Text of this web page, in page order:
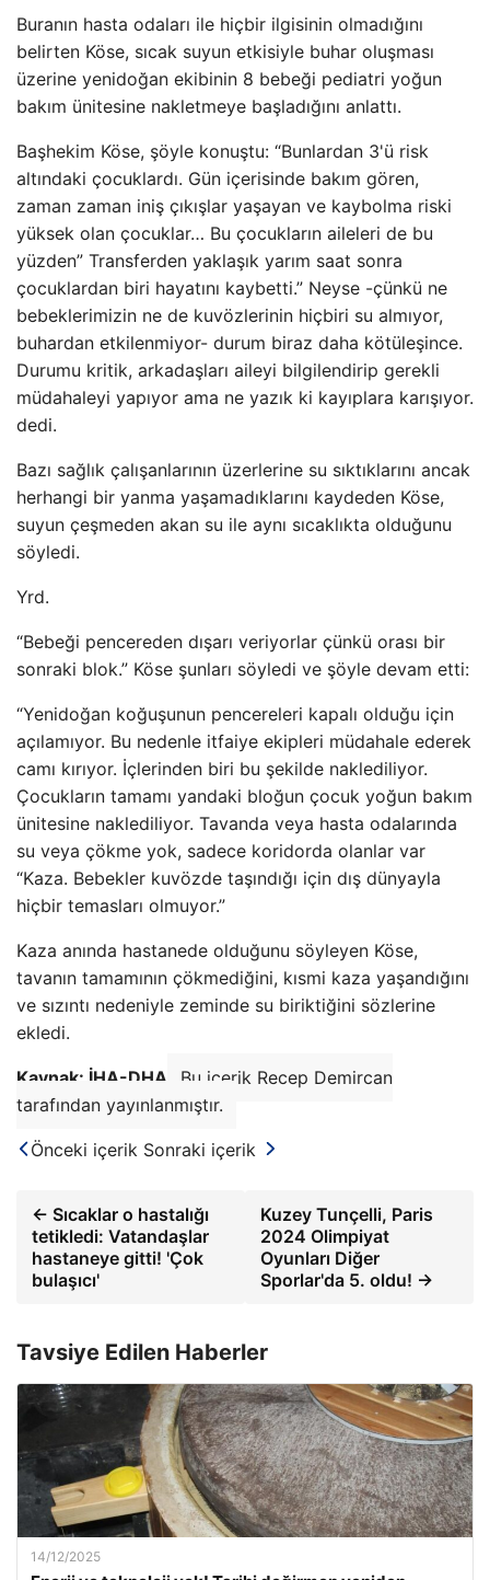
Buranın hasta odaları ile hiçbir ilgisinin olmadığını
belirten Köse, sıcak suyun etkisiyle buhar oluşması
üzerine yenidoğan ekibinin 8 bebeği pediatri yoğun
bakım ünitesine nakletmeye başladığını anlattı.
Başhekim Köse, şöyle konuştu: “Bunlardan 3'ü risk
altındaki çocuklardı. Gün içerisinde bakım gören,
zaman zaman iniş çıkışlar yaşayan ve kaybolma riski
yüksek olan çocuklar… Bu çocukların aileleri de bu
yüzden” Transferden yaklaşık yarım saat sonra
çocuklardan biri hayatını kaybetti.” Neyse -çünkü ne
bebeklerimizin ne de kuvözlerinin hiçbiri su almıyor,
buhardan etkilenmiyor- durum biraz daha kötüleşince.
Durumu kritik, arkadaşları aileyi bilgilendirip gerekli
müdahaleyi yapıyor ama ne yazık ki kayıplara karışıyor.
dedi.
Bazı sağlık çalışanlarının üzerlerine su sıktıklarını ancak
herhangi bir yanma yaşamadıklarını kaydeden Köse,
suyun çeşmeden akan su ile aynı sıcaklıkta olduğunu
söyledi.
Yrd.
“Bebeği pencereden dışarı veriyorlar çünkü orası bir
sonraki blok.” Köse şunları söyledi ve şöyle devam etti:
“Yenidoğan koğuşunun pencereleri kapalı olduğu için
açılamıyor. Bu nedenle itfaiye ekipleri müdahale ederek
camı kırıyor. İçlerinden biri bu şekilde naklediliyor.
Çocukların tamamı yandaki bloğun çocuk yoğun bakım
ünitesine naklediliyor. Tavanda veya hasta odalarında
su veya çökme yok, sadece koridorda olanlar var
“Kaza. Bebekler kuvözde taşındığı için dış dünyayla
hiçbir temasları olmuyor.”
Kaza anında hastanede olduğunu söyleyen Köse,
tavanın tamamının çökmediğini, kısmi kaza yaşandığını
ve sızıntı nedeniyle zeminde su biriktiğini sözlerine
ekledi.
Kaynak: İHA-DHA
Bu içerik Recep Demircan
tarafından yayınlanmıştır.
Önceki içerik Sonraki içerik
← Sıcaklar o hastalığı
tetikledi: Vatandaşlar
hastaneye gitti! 'Çok
bulaşıcı'
Kuzey Tunçelli, Paris
2024 Olimpiyat
Oyunları Diğer
Sporlar'da 5. oldu! →
Tavsiye Edilen Haberler
14/12/2025